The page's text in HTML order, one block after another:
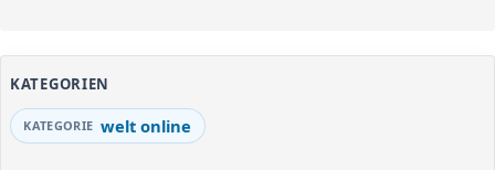
KATEGORIEN
welt online